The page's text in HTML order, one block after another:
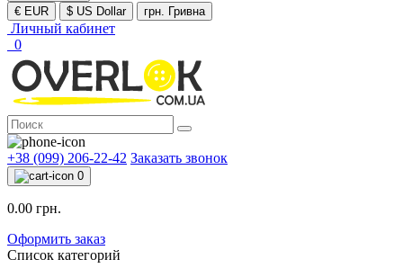
€ EUR
$ US Dollar грн. Гривна
Личный кабинет
0
+38 (099) 206-22-42 Заказать звонок
0
0.00 грн.
Оформить заказ
Список категорий